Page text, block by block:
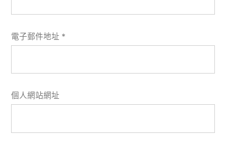
電子郵件地址 *
個人網站網址